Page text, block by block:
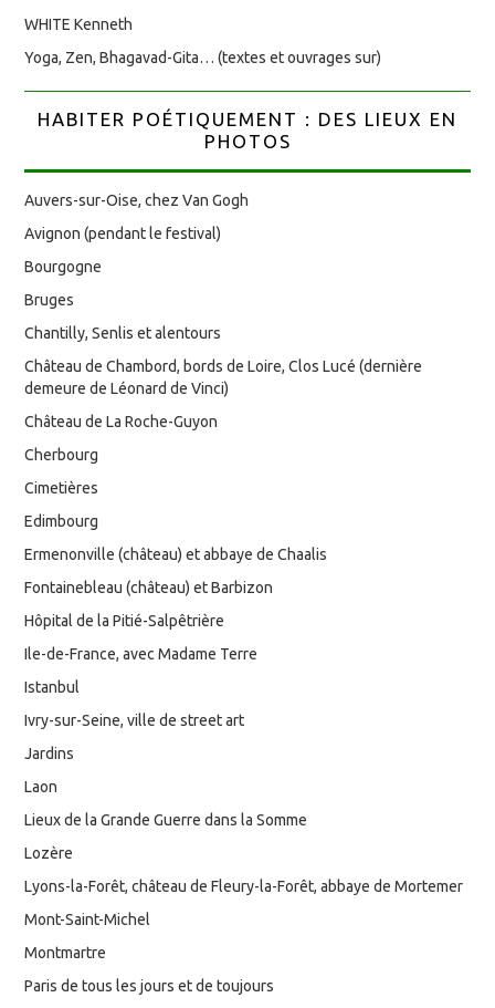
WHITE Kenneth
Yoga, Zen, Bhagavad-Gita… (textes et ouvrages sur)
HABITER POÉTIQUEMENT : DES LIEUX EN
PHOTOS
Auvers-sur-Oise, chez Van Gogh
Avignon (pendant le festival)
Bourgogne
Bruges
Chantilly, Senlis et alentours
Château de Chambord, bords de Loire, Clos Lucé (dernière
demeure de Léonard de Vinci)
Château de La Roche-Guyon
Cherbourg
Cimetières
Edimbourg
Ermenonville (château) et abbaye de Chaalis
Fontainebleau (château) et Barbizon
Hôpital de la Pitié-Salpêtrière
Ile-de-France, avec Madame Terre
Istanbul
Ivry-sur-Seine, ville de street art
Jardins
Laon
Lieux de la Grande Guerre dans la Somme
Lozère
Lyons-la-Forêt, château de Fleury-la-Forêt, abbaye de Mortemer
Mont-Saint-Michel
Montmartre
Paris de tous les jours et de toujours